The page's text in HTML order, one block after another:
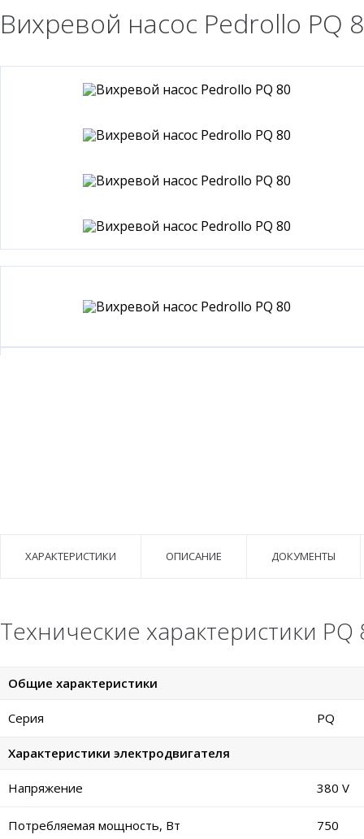
Вихревой насос Pedrollo PQ
ХАРАКТЕРИСТИКИ ОПИСАНИЕ ДОКУМЕНТЫ
Технические характеристики PQ
Общие характеристики
Серия PQ
Характеристики электродвигателя
Напряжение 380 V
Потребляемая мощность, Вт 750